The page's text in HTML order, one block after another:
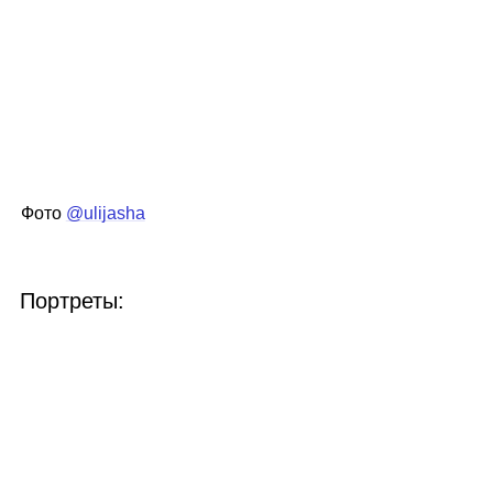
Фото @ulijasha
Портреты: